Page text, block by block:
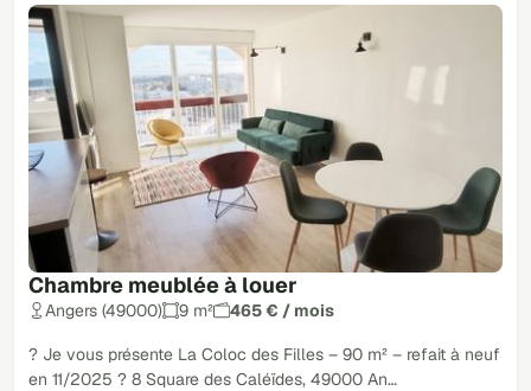
Chambre meublée à louer
Angers (49000) 9 m² 465 € / mois
? Je vous présente La Coloc des Filles – 90 m² – refait à neuf
en 11/2025 ? 8 Square des Caléïdes, 49000 An…